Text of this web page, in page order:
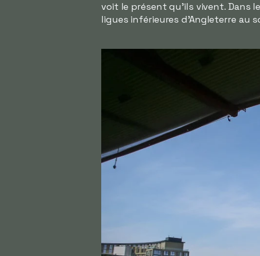
voit le présent qu'ils vivent. Dans
ligues inférieures d'Angleterre au